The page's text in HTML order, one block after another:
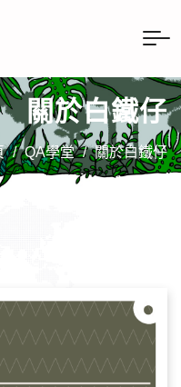
關於白鐵仔
/ QA學堂 / 關於白鐵仔